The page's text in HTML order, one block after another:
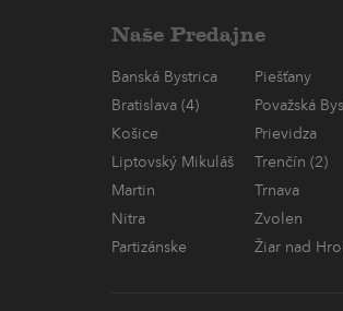
Naše Predajne
Banská Bystrica
Piešťany
Bratislava (4)
Považská
Košice
Prievidza
Liptovský Mikuláš
Trenčín (2)
Martin
Trnava
Nitra
Zvolen
Partizánske
Žiar nad